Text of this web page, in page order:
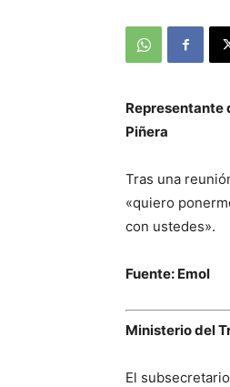
Representante
Piñera
Tras una
«quiero
con ustedes».
Fuente: Emol
Ministerio del
El